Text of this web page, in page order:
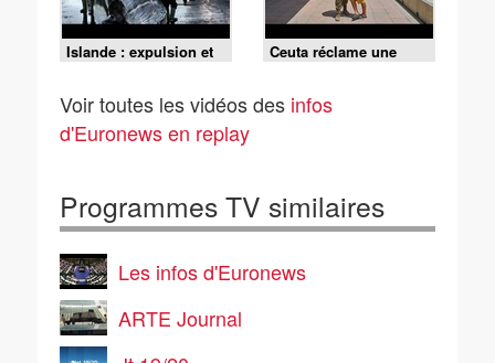
Islande : expulsion et
interdiction de retour
chasse à la baleine
Ceuta réclame une
réponse urgente pour
migrants mineurs
isolés
Voir toutes les vidéos des infos
d'Euronews en replay
Programmes TV similaires
Les infos d'Euronews
ARTE Journal